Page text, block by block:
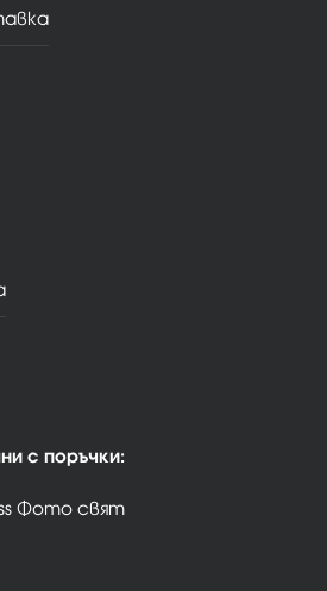
с поръчки:
Фото свят